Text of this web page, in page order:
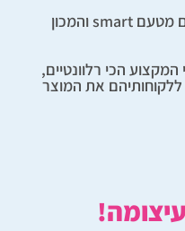
מסיימי הקורס יקבלו תעודת סיום מטעם smart והמכון
הכי רלוונטיים,
ללקוחותיהם את המוצר